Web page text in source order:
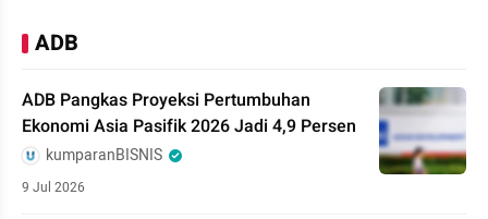
ADB
ADB Pangkas Proyeksi Pertumbuhan
Ekonomi Asia Pasifik 2026 Jadi 4,9 Persen
kumparanBISNIS
9 Jul 2026